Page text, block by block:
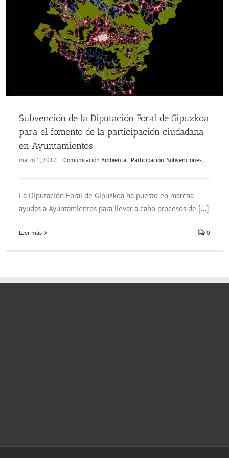
Subvención de la Diputación Foral de Gipuzkoa
para el fomento de la participación ciudadana
en Ayuntamientos
marzo 1, 2017 | Comunicación Ambiental, Participación,Subvenciones
La Diputación Foral de Gipuzkoa ha puesto en marcha
ayudas a Ayuntamientos para llevar a cabo procesos de [...]
Leer más 0